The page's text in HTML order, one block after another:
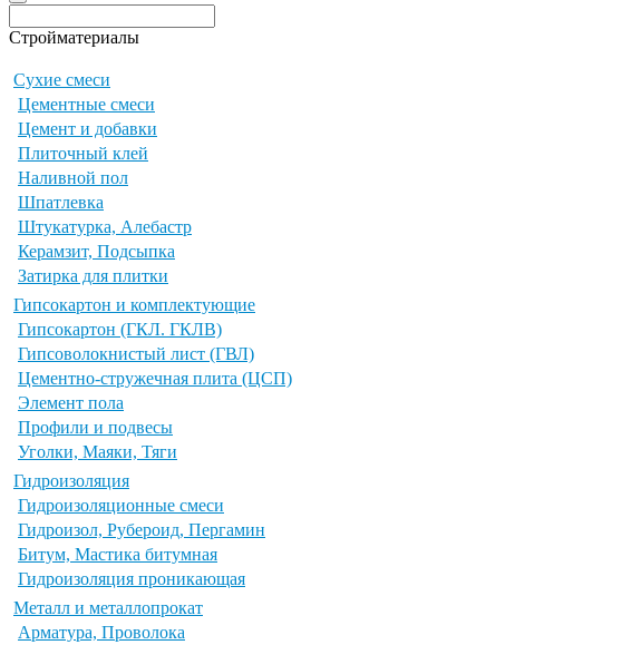
Стройматериалы
Сухие смеси
Цементные смеси
Цемент и добавки
Плиточный клей
Наливной пол
Шпатлевка
Штукатурка, Алебастр
Керамзит, Подсыпка
Затирка для плитки
Гипсокартон и комплектующие
Гипсокартон (ГКЛ. ГКЛВ)
Гипсоволокнистый лист (ГВЛ)
Цементно-стружечная плита (ЦСП)
Элемент пола
Профили и подвесы
Уголки, Маяки, Тяги
Гидроизоляция
Гидроизоляционные смеси
Гидроизол, Рубероид, Пергамин
Битум, Мастика битумная
Гидроизоляция проникающая
Металл и металлопрокат
Арматура, Проволока